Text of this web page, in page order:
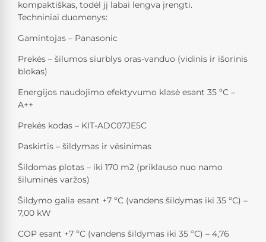
kompaktiškas, todėl jį labai lengva įrengti.
Techniniai duomenys:
Gamintojas – Panasonic
Prekės – šilumos siurblys oras-vanduo (vidinis ir išorinis
blokas)
Energijos naudojimo efektyvumo klasė esant 35 ºС –
A++
Prekės kodas – KIT-ADC07JE5C
Paskirtis – šildymas ir vėsinimas
Šildomas plotas – iki 170 m2 (priklauso nuo namo
šiluminės varžos)
Šildymo galia esant +7 ºC (vandens šildymas iki 35 ºС) –
7,00 kW
COP esant +7 ºC (vandens šildymas iki 35 ºС) – 4,76